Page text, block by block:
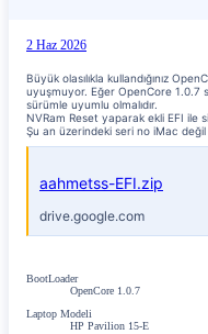
2 Haz 2026
Büyük olasılıkla kullandığınız
uyuşmuyor. Eğer OpenCore 1.0.7
sürümle uyumlu olmalıdır.
NVRam Reset yaparak ekli EFI ile
Şu an üzerindeki seri no iMac
aahmetss-EFI.zip
drive.google.com
BootLoader
OpenCore 1.0.7
Laptop Modeli
HP Pavilion 15-E